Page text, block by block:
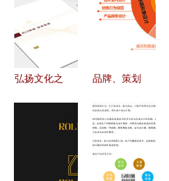
弘扬文化之
品牌、策划
造真正有影
响力的品牌
形象